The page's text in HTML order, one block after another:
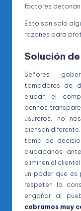
factores
Esto son solo
razones para
Solución
Señores
tomadores de
eludan el
dennos
usureros, no
piensan
toma de
ciudadanos
eliminen el
un poder que es
respeten la
engañar al
cobramos muy